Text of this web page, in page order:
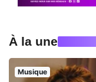
À la une
Musique